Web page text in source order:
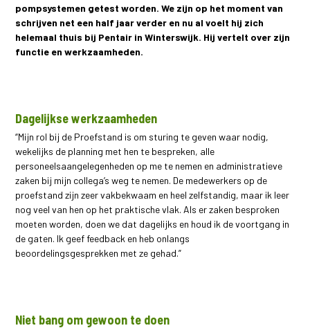
pompsystemen getest worden. We zijn op het moment van
schrijven net een half jaar verder en nu al voelt hij zich
helemaal thuis bij Pentair in Winterswijk. Hij vertelt over zijn
functie en werkzaamheden.
Dagelijkse werkzaamheden
“Mijn rol bij de Proefstand is om sturing te geven waar nodig,
wekelijks de planning met hen te bespreken, alle
personeelsaangelegenheden op me te nemen en administratieve
zaken bij mijn collega’s weg te nemen. De medewerkers op de
proefstand zijn zeer vakbekwaam en heel zelfstandig, maar ik leer
nog veel van hen op het praktische vlak. Als er zaken besproken
moeten worden, doen we dat dagelijks en houd ik de voortgang in
de gaten. Ik geef feedback en heb onlangs
beoordelingsgesprekken met ze gehad.”
Niet bang om gewoon te doen